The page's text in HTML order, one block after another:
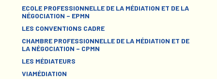
ECOLE PROFESSIONNELLE DE LA MÉDIATION ET DE LA
NÉGOCIATION – EPMN
LES CONVENTIONS CADRE
CHAMBRE PROFESSIONNELLE DE LA MÉDIATION ET DE
LA NÉGOCIATION – CPMN
LES MÉDIATEURS
VIAMÉDIATION